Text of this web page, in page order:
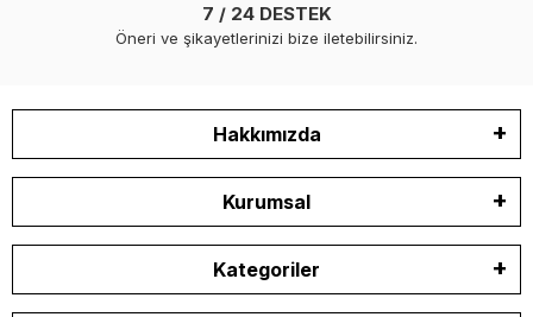
7 / 24 DESTEK
Öneri ve şikayetlerinizi bize iletebilirsiniz.
Hakkımızda
Kurumsal
Kategoriler